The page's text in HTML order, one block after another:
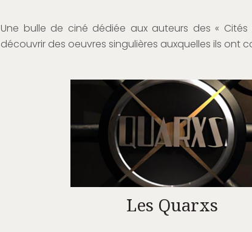
Une bulle de ciné dédiée aux auteurs des «
découvrir des oeuvres singulières auxquelles ils ont
Les Quarxs